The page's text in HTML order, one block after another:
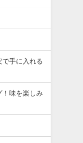
手に入れる
！味を楽しみ